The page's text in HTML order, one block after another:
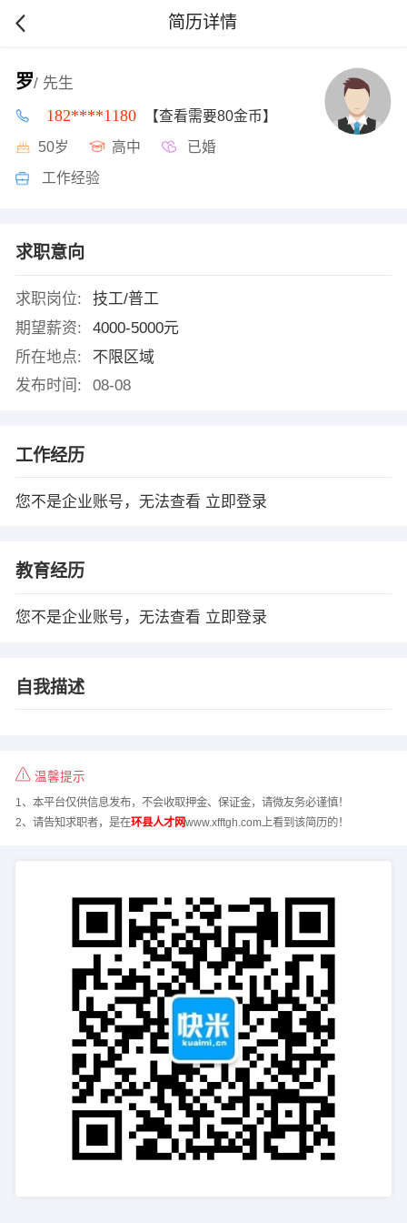
简历详情
罗/ 先生
182****1180 【查看需要80金币】
50岁 高中 已婚
工作经验
求职意向
求职岗位:
技工/普工
期望薪资:
4000-5000元
所在地点:
不限区域
发布时间:
08-08
工作经历
您不是企业账号，无法查看 立即登录
教育经历
您不是企业账号，无法查看 立即登录
自我描述
温馨提示
1、本平台仅供信息发布，不会收取押金、保证金，请微友务必谨慎！
2、请告知求职者，是在环县人才网www.xfftgh.com上看到该简历的！